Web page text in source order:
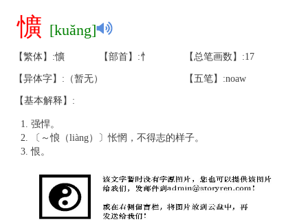
懭 [kuǎng]
【繁体】:懭 【部首】:忄 【总笔画数】:17
【异体字】:（暂无） 【五笔】:noaw
【基本解释】:
强悍。
〔～悢（liàng）〕怅惘，不得志的样子。
恨。